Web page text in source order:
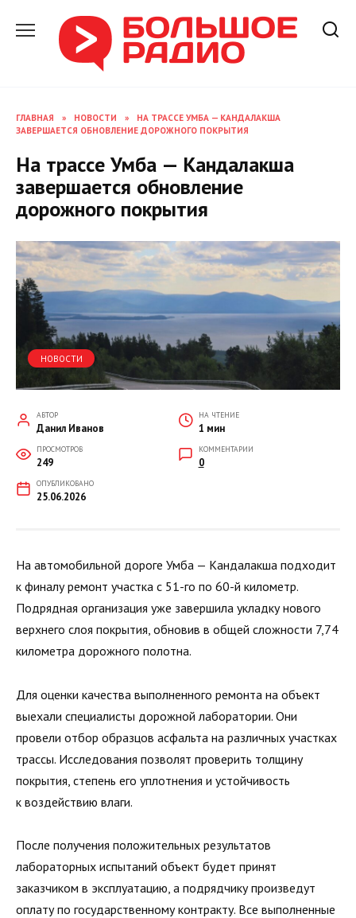
содержанию
ГЛАВНАЯ » НОВОСТИ »
НА ТРАССЕ УМБА — КАНДАЛАКША
ЗАВЕРШАЕТСЯ ОБНОВЛЕНИЕ ДОРОЖНОГО ПОКРЫТИЯ
На трассе Умба — Кандалакша
завершается обновление
дорожного покрытия
НОВОСТИ
АВТОР
Данил Иванов
НА ЧТЕНИЕ
1 мин
ПРОСМОТРОВ
249
КОММЕНТАРИИ
0
ОПУБЛИКОВАНО
25.06.2026
На автомобильной дороге Умба — Кандалакша подходит
к финалу ремонт участка с 51-го по 60-й километр.
Подрядная организация уже завершила укладку нового
верхнего слоя покрытия, обновив в общей сложности 7,74
километра дорожного полотна.
Для оценки качества выполненного ремонта на объект
выехали специалисты дорожной лаборатории. Они
провели отбор образцов асфальта на различных участках
трассы. Исследования позволят проверить толщину
покрытия, степень его уплотнения и устойчивость
к воздействию влаги.
После получения положительных результатов
лабораторных испытаний объект будет принят
заказчиком в эксплуатацию, а подрядчику произведут
оплату по государственному контракту. Все выполненные